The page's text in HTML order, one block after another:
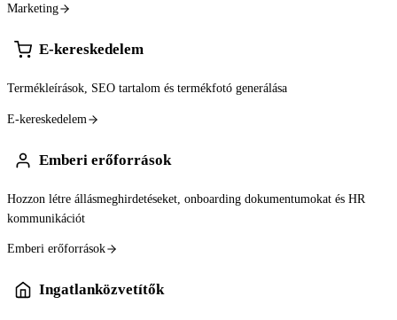
Marketing
E-kereskedelem
Termékleírások, SEO tartalom és termékfotó generálása
E-kereskedelem
Emberi erőforrások
Hozzon létre állásmeghirdetéseket, onboarding dokumentumokat és HR
kommunikációt
Emberi erőforrások
Ingatlanközvetítők